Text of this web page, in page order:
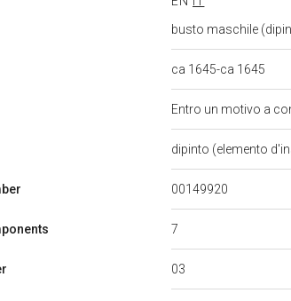
busto maschile
ca 1645-ca 1645
Entro un motivo a
dipinto (elemento
00149920
7
03